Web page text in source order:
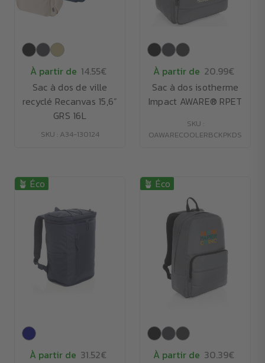
À partir de 14.55€
Sac à dos de ville
recyclé Recanvas 15,6”
GRS 16L
SKU : A34-130124
À partir de 20.99€
Sac à dos isotherme
Impact AWARE® RPET
SKU :
OAWARECOOLERBCKPKDS
🪴 Éco
À partir de 31.52€
🪴 Éco
À partir de 30.39€